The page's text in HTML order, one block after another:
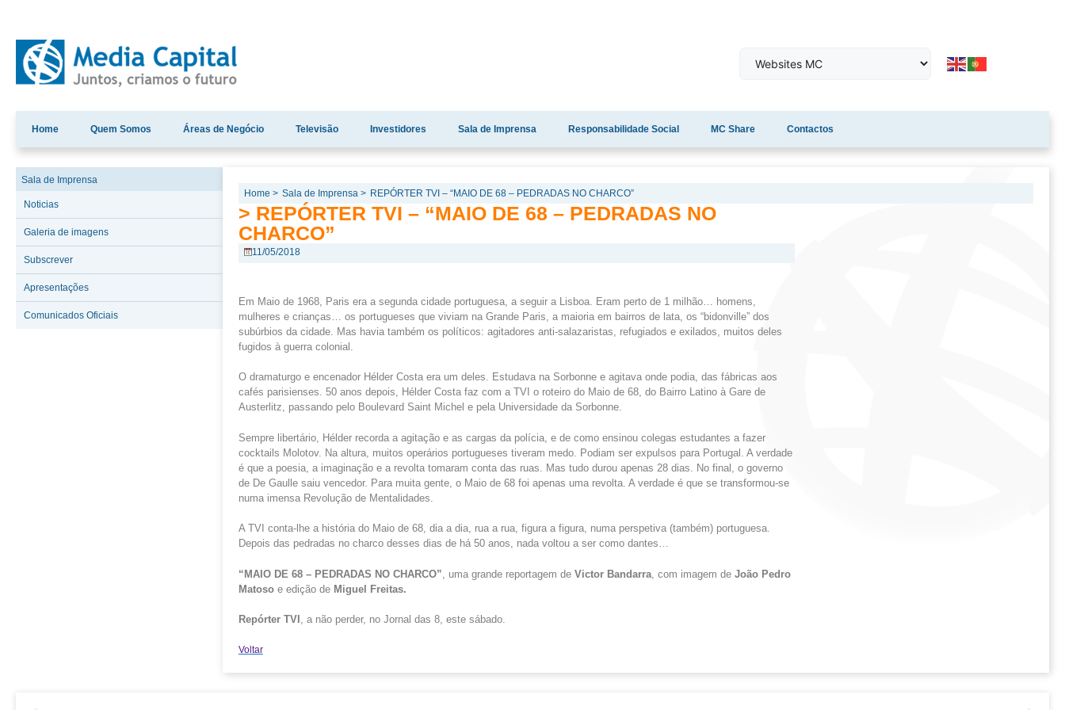
Home Quem Somos Áreas de Negócio Televisão Investidores Sala de Imprensa Responsabilidade Social MC Share Contactos
Sala de Imprensa
Noticias
Galeria de imagens
Subscrever
Apresentações
Comunicados Oficiais
Home > Sala de Imprensa > REPÓRTER TVI – “MAIO DE 68 – PEDRADAS NO CHARCO”
> REPÓRTER TVI – “MAIO DE 68 – PEDRADAS NO
CHARCO”
11/05/2018
Em Maio de 1968, Paris era a segunda cidade portuguesa, a seguir a Lisboa. Eram perto de 1 milhão… homens,
mulheres e crianças… os portugueses que viviam na Grande Paris, a maioria em bairros de lata, os “bidonville” dos
subúrbios da cidade. Mas havia também os políticos: agitadores anti-salazaristas, refugiados e exilados, muitos deles
fugidos à guerra colonial.
O dramaturgo e encenador Hélder Costa era um deles. Estudava na Sorbonne e agitava onde podia, das fábricas aos
cafés parisienses. 50 anos depois, Hélder Costa faz com a TVI o roteiro do Maio de 68, do Bairro Latino à Gare de
Austerlitz, passando pelo Boulevard Saint Michel e pela Universidade da Sorbonne.
Sempre libertário, Hélder recorda a agitação e as cargas da polícia, e de como ensinou colegas estudantes a fazer
cocktails Molotov. Na altura, muitos operários portugueses tiveram medo. Podiam ser expulsos para Portugal. A verdade
é que a poesia, a imaginação e a revolta tomaram conta das ruas. Mas tudo durou apenas 28 dias. No final, o governo
de De Gaulle saiu vencedor. Para muita gente, o Maio de 68 foi apenas uma revolta. A verdade é que se transformou-se
numa imensa Revolução de Mentalidades.
A TVI conta-lhe a história do Maio de 68, dia a dia, rua a rua, figura a figura, numa perspetiva (também) portuguesa.
Depois das pedradas no charco desses dias de há 50 anos, nada voltou a ser como dantes…
“MAIO DE 68 – PEDRADAS NO CHARCO” , uma grande reportagem de Victor Bandarra, com imagem de João Pedro
Matosoe edição de Miguel Freitas.
Repórter TVI , a não perder, no Jornal das 8, este sábado.
Voltar